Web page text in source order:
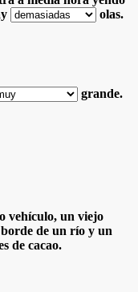
olas.
grande.
vehículo, un viejo
de un río y un
de cacao.